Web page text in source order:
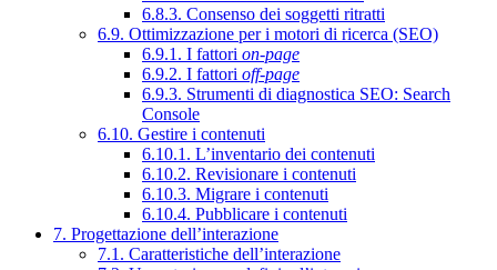
6.8.3. Consenso dei soggetti ritratti
6.9. Ottimizzazione per i motori di ricerca (SEO)
6.9.1. I fattori on-page
6.9.2. I fattori off-page
6.9.3. Strumenti di diagnostica SEO: Search
Console
6.10. Gestire i contenuti
6.10.1. L’inventario dei contenuti
6.10.2. Revisionare i contenuti
6.10.3. Migrare i contenuti
6.10.4. Pubblicare i contenuti
7. Progettazione dell’interazione
7.1. Caratteristiche dell’interazione